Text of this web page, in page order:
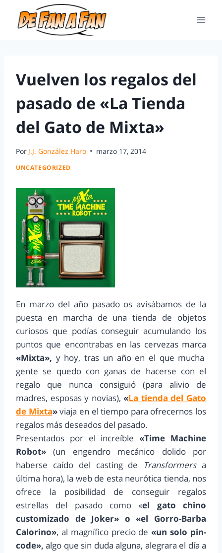
Vuelven los regalos del
pasado de «La Tienda
del Gato de Mixta»
Por J.J. González Haro marzo 17, 2014
UNCATEGORIZED
En marzo del año pasado os avisábamos de la
puesta en marcha de una tienda de objetos
curiosos que podías conseguir acumulando los
puntos que encontrabas en las cervezas marca
«Mixta», y hoy, tras un año en el que mucha
gente se quedo con ganas de hacerse con el
regalo que nunca consiguió (para alivio de
madres, esposas y novias),«La tienda del Gato
de Mixta»viaja en el tiempo para ofrecernos los
regalos más deseados del pasado.
Presentados por el increíble«Time Machine
Robot» (un engendro mecánico dolido por
haberse caído del casting de
Transformersa
última hora), la web de esta neurótica tienda, nos
ofrece la posibilidad de conseguir regalos
estrellas del pasado como «el gato chino
customizado de Joker» o «el Gorro-Barba
Calorino», al magnífico precio de«un solo pin-
code», algo que sin duda alguna, alegrara el día a